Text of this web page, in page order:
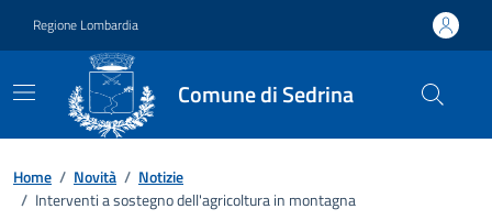
Regione Lombardia
Comune di Sedrina
Home / Novità / Notizie
/ Interventi a sostegno dell'agricoltura in montagna